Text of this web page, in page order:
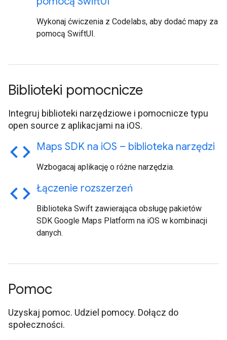
Wykonaj ćwiczenia z Codelabs, aby dodać mapy za
pomocą SwiftUI.
Biblioteki pomocnicze
Integruj biblioteki narzędziowe i pomocnicze typu
open source z aplikacjami na iOS.
code Maps SDK na iOS – biblioteka narzędzi
Wzbogacaj aplikację o różne narzędzia.
code Łączenie rozszerzeń
Biblioteka Swift zawierająca obsługę pakietów
SDK Google Maps Platform na iOS w kombinacji
danych.
Pomoc
Uzyskaj pomoc. Udziel pomocy. Dołącz do
społeczności.